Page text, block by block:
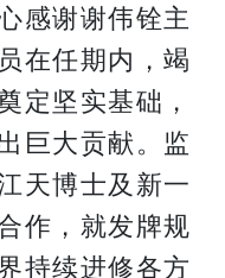
感谢谢伟铨主
在任期内，竭
定坚实基础，
巨大贡献。监
天博士及新一
作，就发牌规
持续进修各方